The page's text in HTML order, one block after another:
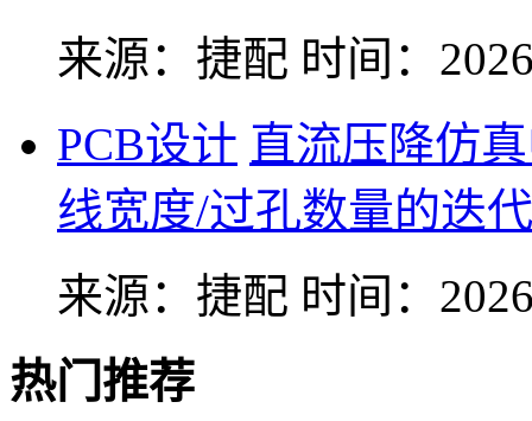
来源：捷配 时间：
PCB设计 直流压降仿
线宽度/过孔数量的迭
来源：捷配 时间：
热门推荐